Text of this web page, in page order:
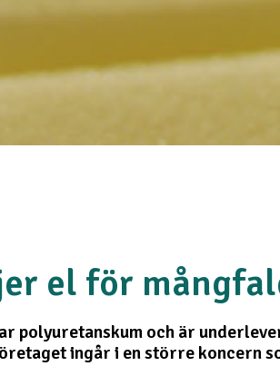
el för
polyuretanskum och är
ingår i en större koncern